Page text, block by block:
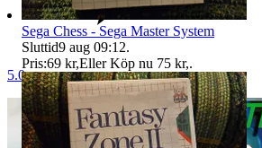
5.0
Sega Chess - Sega Master System
Sluttid9 aug 09:12.
Pris:69 kr,Eller Köp nu 75 kr,.